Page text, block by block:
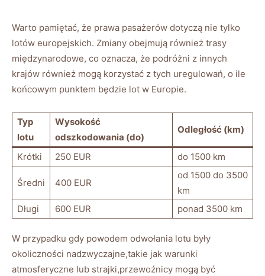
Warto pamiętać, że prawa⁣ pasażerów dotyczą​ nie tylko
⁢lotów europejskich.⁢ Zmiany⁢ obejmują również trasy
międzynarodowe, co oznacza, że‌ podróżni z ⁢innych
krajów również mogą korzystać ​z tych uregulowań, o ⁤ile⁤
końcowym punktem będzie lot w Europie.
Typ
lotu
Wysokość
odszkodowania‍ (do)
Odległość (km)
Krótki 250 EUR do 1500⁢ km
Średni 400 EUR
od ‌1500 do 3500
km
Długi
600 EUR ponad 3500 km
W przypadku gdy powodem odwołania lotu były
okoliczności nadzwyczajne,takie jak warunki
atmosferyczne ​lub strajki,przewoźnicy‌ mogą być